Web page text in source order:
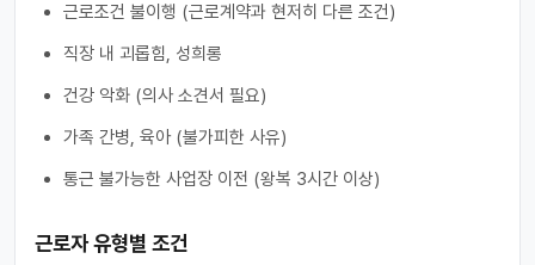
근로조건 불이행 (근로계약과 현저히 다른 조건)
직장 내 괴롭힘, 성희롱
건강 악화 (의사 소견서 필요)
가족 간병, 육아 (불가피한 사유)
통근 불가능한 사업장 이전 (왕복 3시간 이상)
근로자 유형별 조건